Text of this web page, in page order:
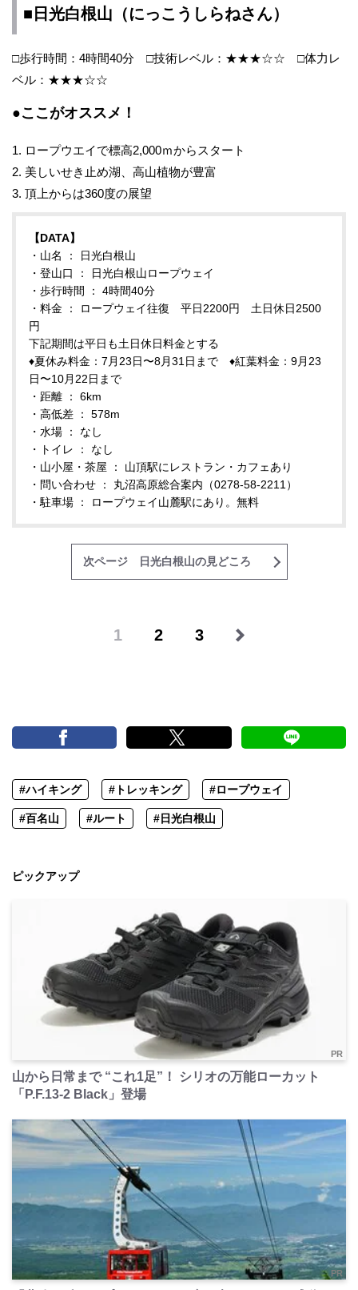
■日光白根山（にっこうしらねさん）
□歩行時間：4時間40分 □技術レベル：★★★☆☆ □体力レ
ベル：★★★☆☆
●ここがオススメ！
1. ロープウエイで標高2,000ｍからスタート
2. 美しいせき止め湖、高山植物が豊富
3. 頂上からは360度の展望
【DATA】
・山名 ： 日光白根山
・登山口 ： 日光白根山ロープウェイ
・歩行時間 ： 4時間40分
・料金 ： ロープウェイ往復 平日2200円 土日休日2500
円
下記期間は平日も土日休日料金とする
♦夏休み料金：7月23日〜8月31日まで ♦紅葉料金：9月23
日〜10月22日まで
・距離 ： 6km
・高低差 ： 578m
・水場 ： なし
・トイレ ： なし
・山小屋・茶屋 ： 山頂駅にレストラン・カフェあり
・問い合わせ ： 丸沼高原総合案内（0278-58-2211）
・駐車場 ： ロープウェイ山麓駅にあり。無料
次ページ 日光白根山の見どころ
1 2 3
#ハイキング #トレッキング #ロープウェイ
#百名山 #ルート #日光白根山
ピックアップ
PR
山から日常まで “これ1足”！ シリオの万能ローカット
「P.F.13-2 Black」登場
PR